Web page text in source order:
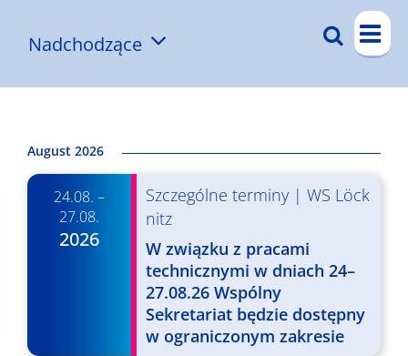
W
y
a
r
z
n
i
a
Szukaj
W
y
d
z
e
Nadchodzące
datę.
August 2026
24.08. –
27.08.
2026
Szczególne terminy| WS Löck
nitz
W związku z pracami
technicznymi w dniach 24–
27.08.26 Wspólny
Sekretariat będzie dostępny
w ograniczonym zakresie